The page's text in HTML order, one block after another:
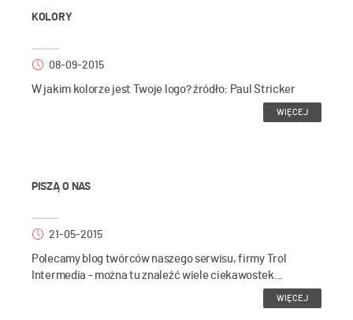
KOLORY
08-09-2015
W jakim kolorze jest Twoje logo? źródło: Paul Stricker
WIĘCEJ
PISZĄ O NAS
21-05-2015
Polecamy blog twórców naszego serwisu, firmy Trol
Intermedia - można tu znaleźć wiele ciekawostek...
WIĘCEJ